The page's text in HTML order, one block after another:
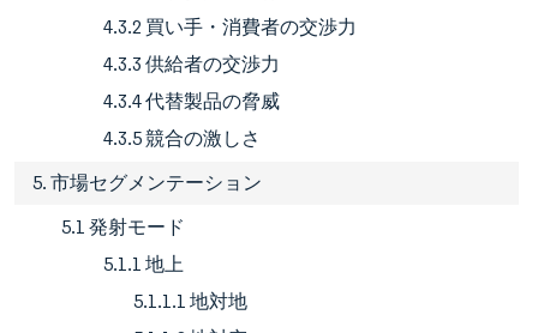
4.3.2 買い手・消費者の交渉力
4.3.3 供給者の交渉力
4.3.4 代替製品の脅威
4.3.5 競合の激しさ
5. 市場セグメンテーション
5.1 発射モード
5.1.1 地上
5.1.1.1 地対地